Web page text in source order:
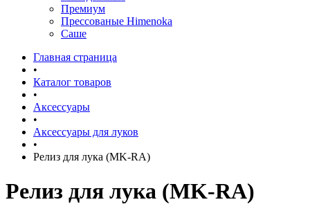
Премиум
Прессованые Himenoka
Саше
Главная страница
•
Каталог товаров
•
Аксессуары
•
Аксессуары для луков
•
Релиз для лука (MK-RA)
Релиз для лука (MK-RA)